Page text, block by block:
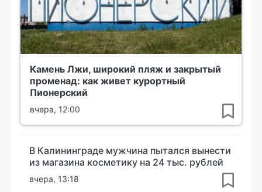
Камень Лжи, широкий пляж и закрытый
променад: как живет курортный
Пионерский
вчера, 12:00
В Калининграде мужчина пытался вынести
из магазина косметику на 24 тыс. рублей
вчера, 13:18